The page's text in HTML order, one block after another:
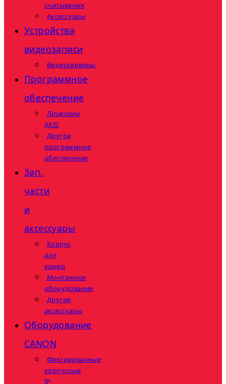
считывания
Аксессуары
Устройства
видеозаписи
Видеосерверы
Программное
обеспечение
Лицензии
AXIS
Другое
программное
обеспечение
Зап.
части
и
аксессуары
Корпус
для
камер
Монтажное
оборудование
Другие
аксессуары
Оборудование
CANON
Фиксированные
корпусные
IP-